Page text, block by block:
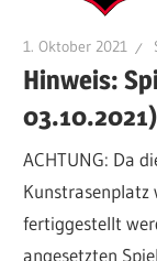
1. Oktober 2021
Hinweis:
03.10.2021)
ACHTUNG: Da
fertiggestellt
angesetzten